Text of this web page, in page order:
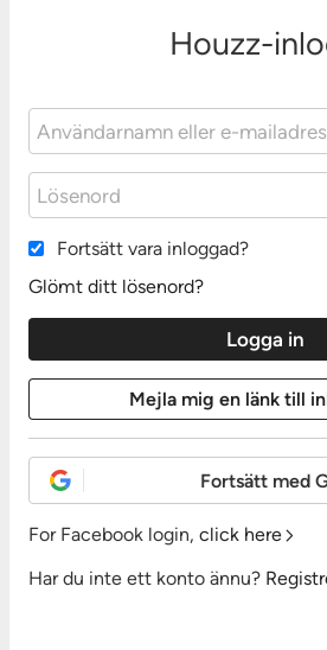
Houzz-
Fortsätt vara inloggad?
Glömt ditt lösenord?
Fortsätt med
For Facebook login, click here
Har du inte ett konto ännu?